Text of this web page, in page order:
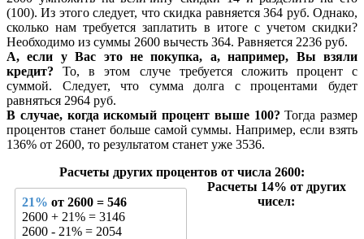
(100). Из этого следует, что скидка равняется 364 руб. Однако,
сколько нам требуется заплатить в итоге с учетом скидки?
Необходимо из суммы 2600 вычесть 364. Равняется 2236 руб.
А, если у Вас это не покупка, а, например, Вы взяли
кредит? То, в этом случе требуется сложить процент с
суммой. Следует, что сумма долга с процентами будет
равняться 2964 руб.
В случае, когда искомый процент выше 100? Тогда размер
процентов станет больше самой суммы. Например, если взять
136% от 2600, то результатом станет уже 3536.
Расчеты других процентов от числа 2600:
21% от 2600 = 546
2600 + 21% = 3146
2600 - 21% = 2054
Расчеты 14% от других
чисел: